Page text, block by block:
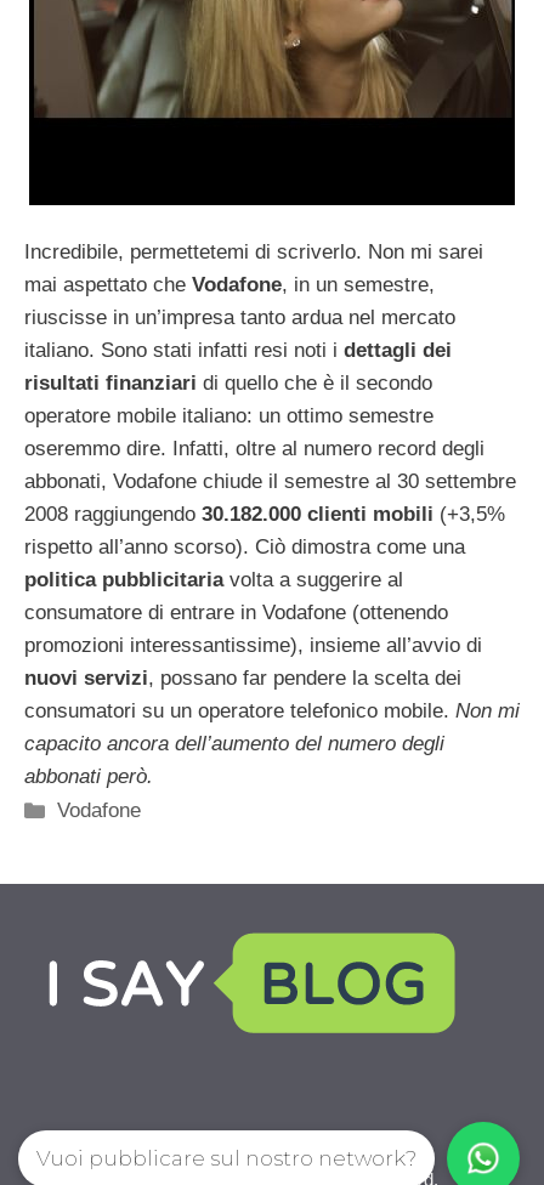
Incredibile, permettetemi di scriverlo. Non mi sarei
mai aspettato che Vodafone, in un semestre,
riuscisse in un’impresa tanto ardua nel mercato
italiano. Sono stati infatti resi noti i dettagli dei
risultati finanziari di quello che è il secondo
operatore mobile italiano: un ottimo semestre
oseremmo dire. Infatti, oltre al numero record degli
abbonati, Vodafone chiude il semestre al 30 settembre
2008 raggiungendo 30.182.000 clienti mobili (+3,5%
rispetto all’anno scorso). Ciò dimostra come una
politica pubblicitariavolta a suggerire al
consumatore di entrare in Vodafone (ottenendo
promozioni interessantissime), insieme all’avvio di
nuovi servizi, possano far pendere la scelta dei
consumatori su un operatore telefonico mobile. Non mi
capacito ancora dell’aumento del numero degli
abbonati però.
Categorie
Vodafone
IoChiamo.com © 2026. All right reserverd.
Vuoi pubblicare sul nostro network?